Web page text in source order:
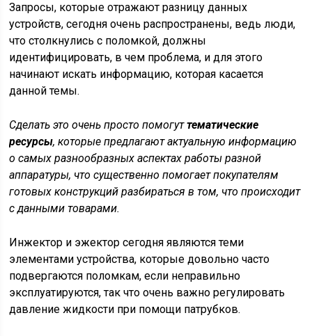
Запросы, которые отражают разницу данных
устройств, сегодня очень распространены, ведь люди,
что столкнулись с поломкой, должны
идентифицировать, в чем проблема, и для этого
начинают искать информацию, которая касается
данной темы.
Сделать это очень просто помогуттематические
ресурсы, которые предлагают актуальную информацию
о самых разнообразных аспектах работы разной
аппаратуры, что существенно помогает покупателям
готовых конструкций разбираться в том, что происходит
с данными товарами.
Инжектор и эжектор сегодня являются теми
элементами устройства, которые довольно часто
подвергаются поломкам, если неправильно
эксплуатируются, так что очень важно регулировать
давление жидкости при помощи патрубков.